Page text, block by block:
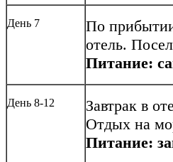
День 7
По
отель.
Питание:
День 8-12
Завтрак в
Отдых на
Питание: